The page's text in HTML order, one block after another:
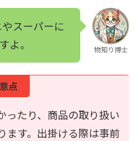
スーパーに
よ。
物知り博士
点
ったり、商品の取り扱い
ます。出掛ける際は事前